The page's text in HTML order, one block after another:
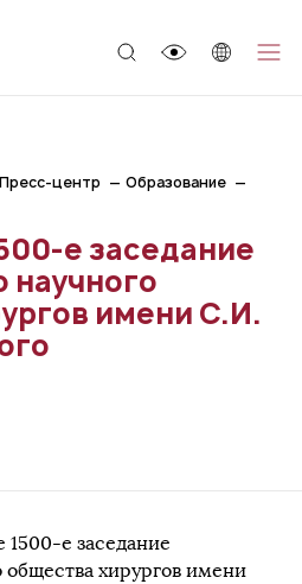
Пресс-центр
Образование
е заседание
научного
имени С.И.
е заседание
общества хирургов имени